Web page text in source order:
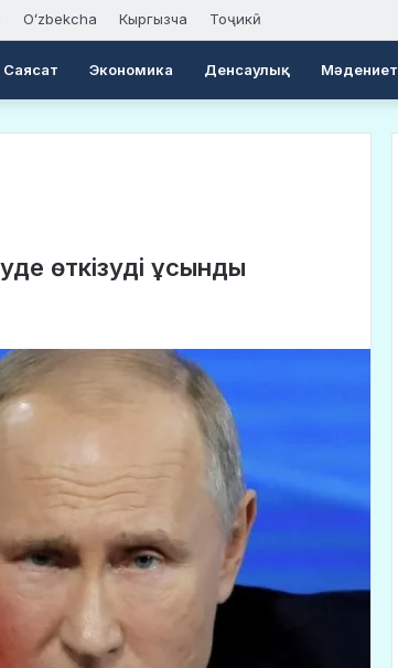
Oʻzbekcha Кыргызча Тоҷикӣ
Саясат Экономика Денсаулық Мәдениет
өткізуді ұсынды